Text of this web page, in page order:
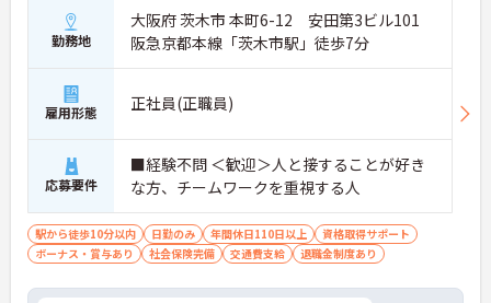
勤務地
大阪府 茨木市 本町6-12 安田第3ビル101
阪急京都本線「茨木市駅」徒歩7分
雇用形態 正社員(正職員)
応募要件
■経験不問 ＜歓迎＞人と接することが好き
な方、チームワークを重視する人
駅から徒歩10分以内 日勤のみ 年間休日110日以上
資格取得サポート
ボーナス・賞与あり
社会保険完備 交通費支給 退職金制度あり